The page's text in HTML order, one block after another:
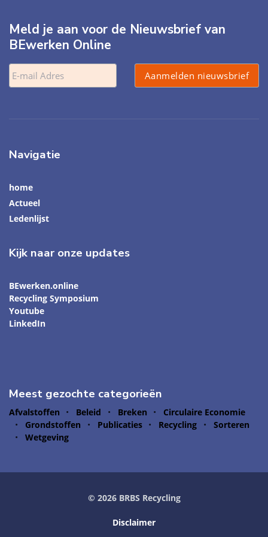
Meld je aan voor de Nieuwsbrief van
BEwerken Online
Navigatie
home
Actueel
Ledenlijst
Kijk naar onze updates
BEwerken.online
Recycling Symposium
Youtube
LinkedIn
Meest gezochte categorieën
Afvalstoffen Beleid Breken
Circulaire Economie
Grondstoffen
Publicaties Recycling
Sorteren
Wetgeving
© 2026 BRBS Recycling
Disclaimer